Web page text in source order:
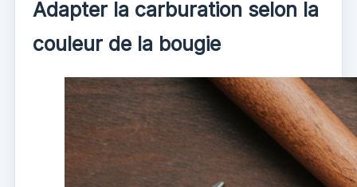
Adapter la carburation selon la
couleur de la bougie